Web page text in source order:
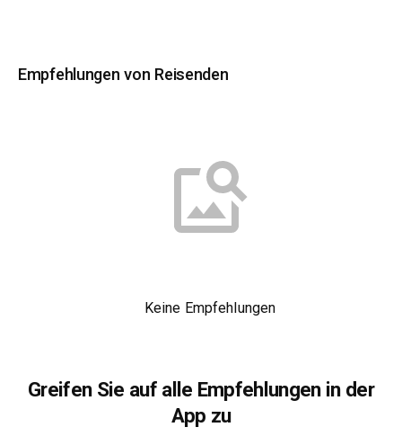
Empfehlungen von Reisenden
Keine Empfehlungen
Greifen Sie auf alle Empfehlungen in der
App zu